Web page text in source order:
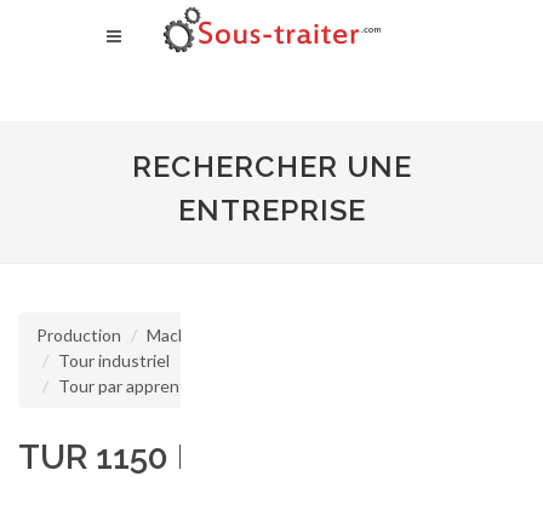
RECHERCHER UNE
ENTREPRISE
Production
Machine d'usinage
Tour industriel
Tour par apprentissage
TUR 1150 MN